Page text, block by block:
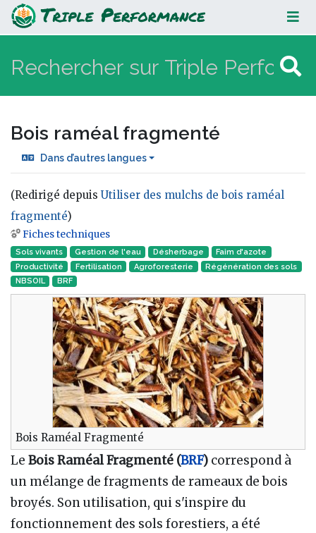
Bois raméal fragmenté
Bois raméal fragmenté
Dans d’autres langues
(Redirigé depuis Utiliser des mulchs de bois raméal
fragmenté)
Aller à :navigation
Fiches techniques
Sols vivants Gestion de l'eau Désherbage
Faim d'azote
Productivité
Fertilisation Agroforesterie
Régénération des sols
NBSOIL
BRF
Bois Raméal Fragmenté
Le Bois Raméal Fragmenté (BRF) correspond à
un mélange de fragments de rameaux de bois
broyés. Son utilisation, qui s'inspire du
fonctionnement des sols forestiers, a été